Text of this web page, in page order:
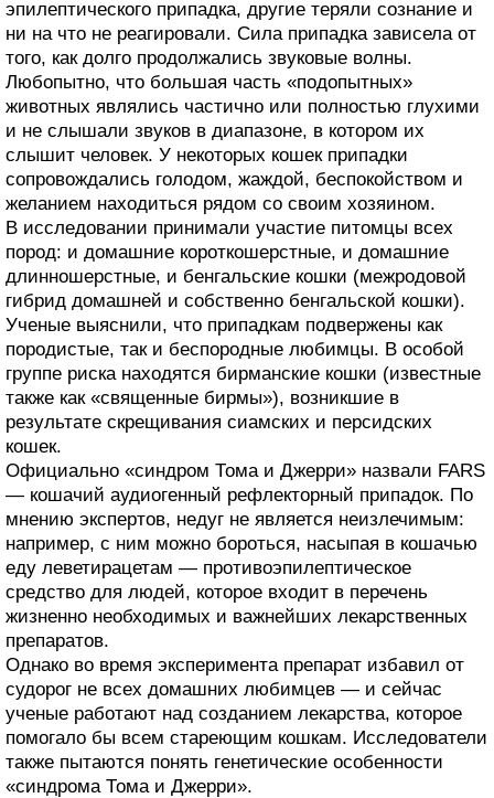
эпилептического припадка, другие теряли сознание и
ни на что не реагировали. Сила припадка зависела от
того, как долго продолжались звуковые волны.
Любопытно, что большая часть «подопытных»
животных являлись частично или полностью глухими
и не слышали звуков в диапазоне, в котором их
слышит человек. У некоторых кошек припадки
сопровождались голодом, жаждой, беспокойством и
желанием находиться рядом со своим хозяином.
В исследовании принимали участие питомцы всех
пород: и домашние короткошерстные, и домашние
длинношерстные, и бенгальские кошки (межродовой
гибрид домашней и собственно бенгальской кошки).
Ученые выяснили, что припадкам подвержены как
породистые, так и беспородные любимцы. В особой
группе риска находятся бирманские кошки (известные
также как «священные бирмы»), возникшие в
результате скрещивания сиамских и персидских
кошек.
Официально «синдром Тома и Джерри» назвали FARS
— кошачий аудиогенный рефлекторный припадок. По
мнению экспертов, недуг не является неизлечимым:
например, с ним можно бороться, насыпая в кошачью
еду леветирацетам — противоэпилептическое
средство для людей, которое входит в перечень
жизненно необходимых и важнейших лекарственных
препаратов.
Однако во время эксперимента препарат избавил от
судорог не всех домашних любимцев — и сейчас
ученые работают над созданием лекарства, которое
помогало бы всем стареющим кошкам. Исследователи
также пытаются понять генетические особенности
«синдрома Тома и Джерри».